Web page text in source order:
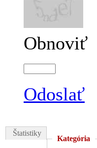
Obnoviť
Odoslať
Štatistiky
Kategória